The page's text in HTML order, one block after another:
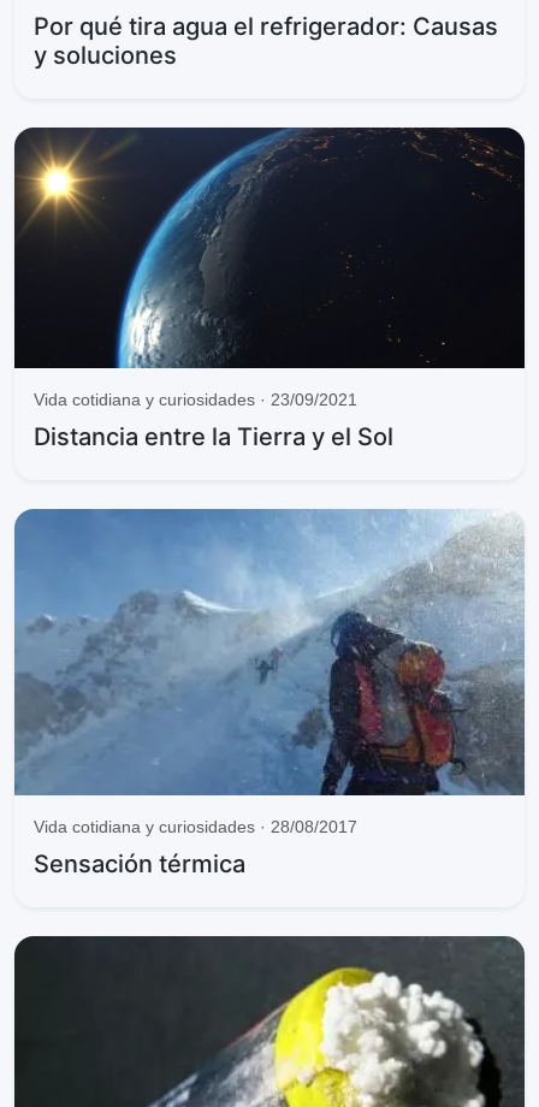
Por qué tira agua el refrigerador: Causas
y soluciones
Vida cotidiana y curiosidades · 23/09/2021
Distancia entre la Tierra y el Sol
Vida cotidiana y curiosidades · 28/08/2017
Sensación térmica